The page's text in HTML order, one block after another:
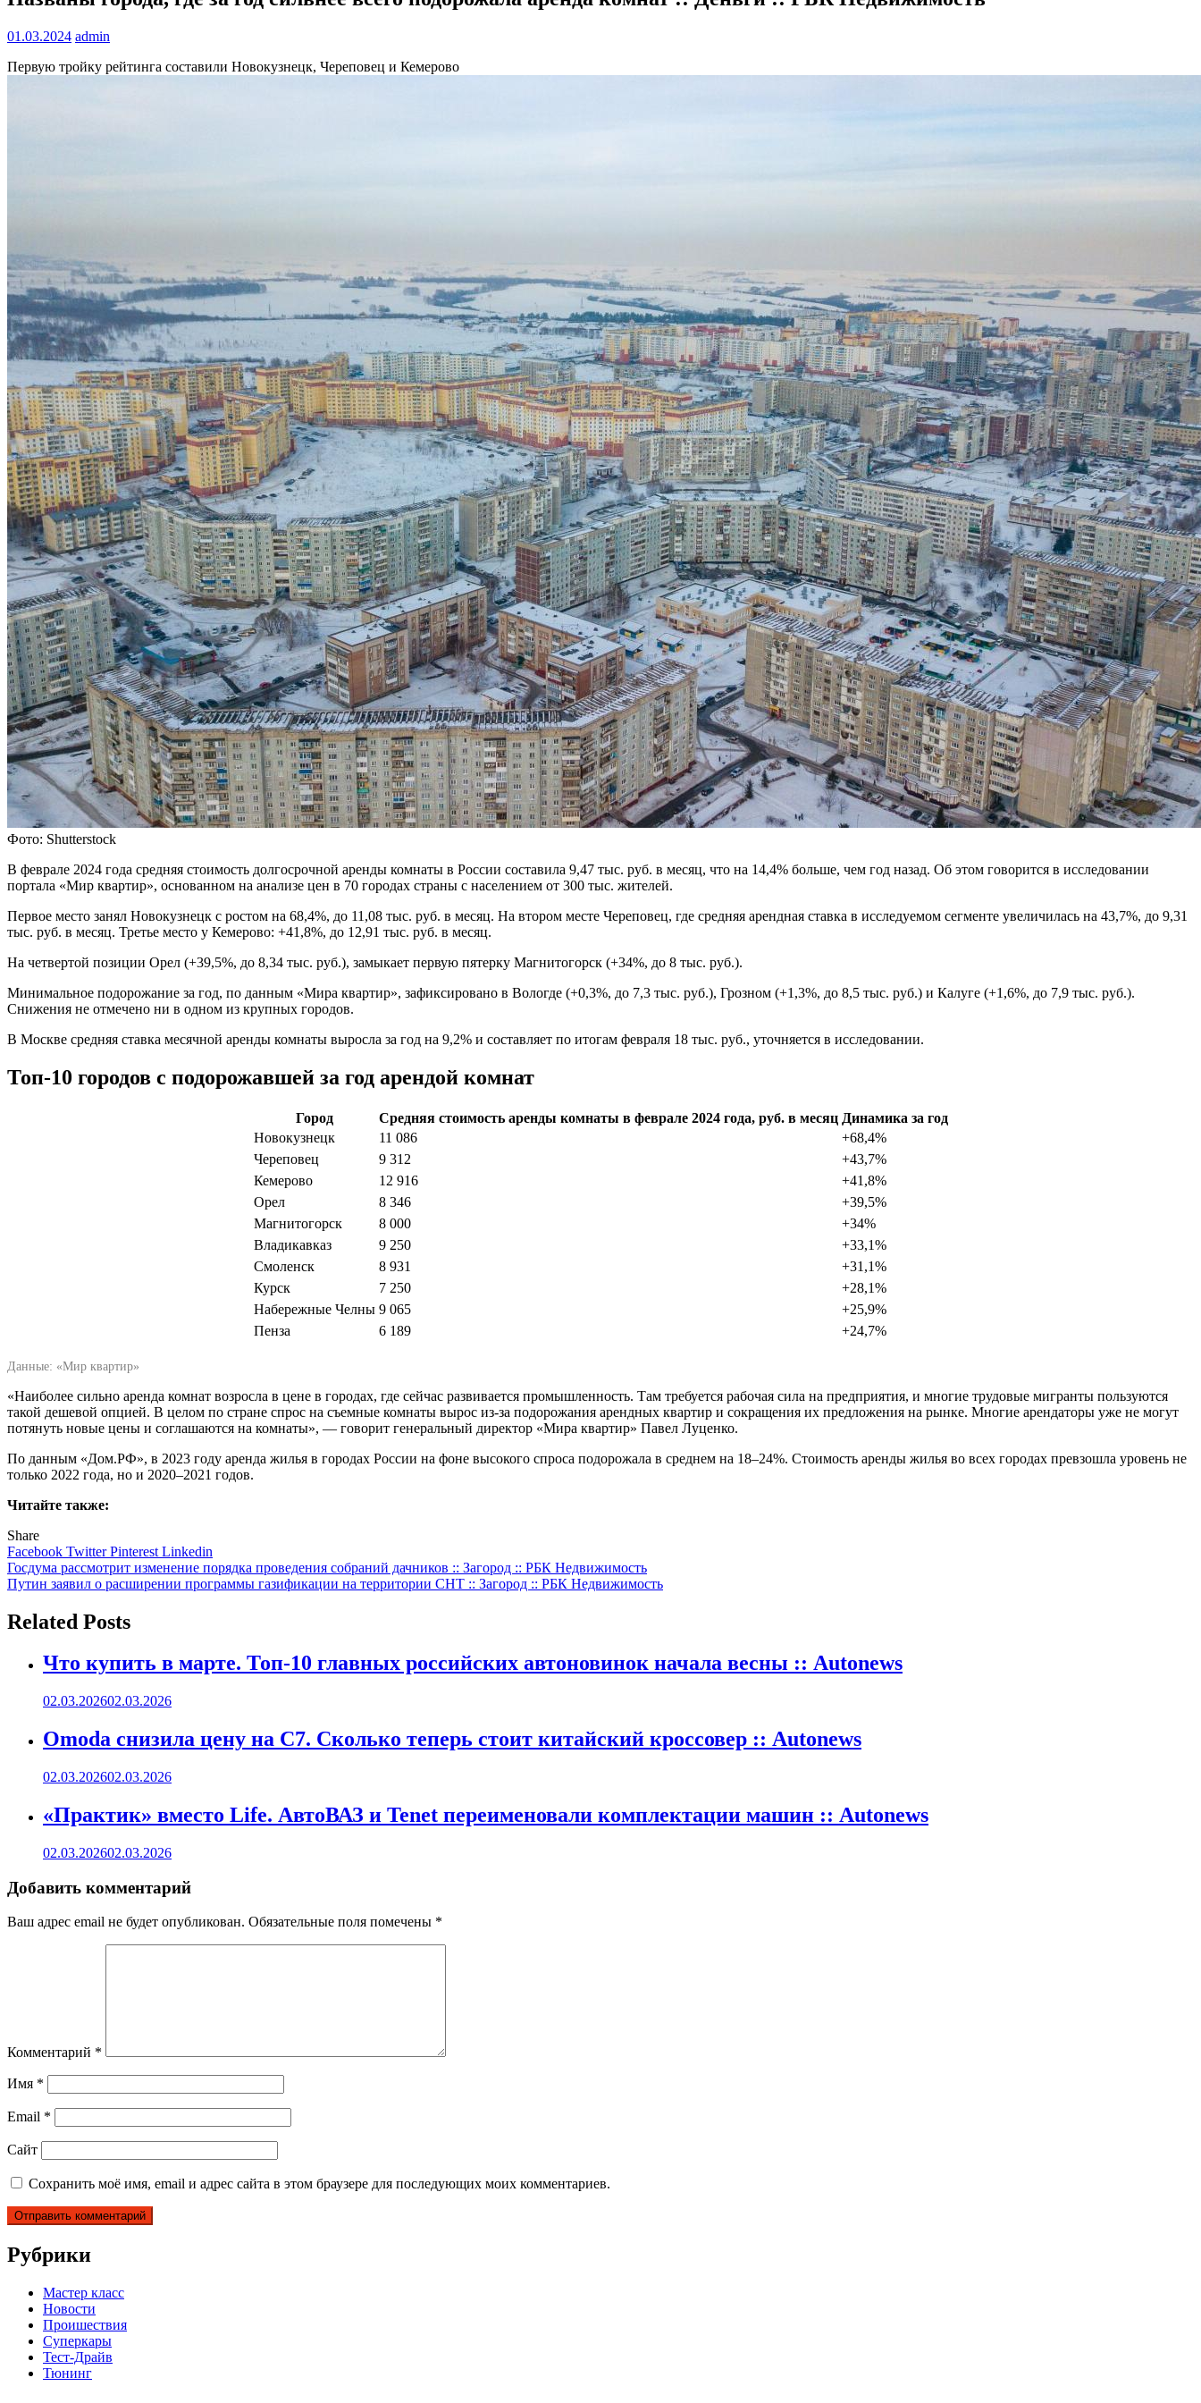
01.03.2024 admin
Первую тройку рейтинга составили Новокузнецк, Череповец и Кемерово
Фото: Shutterstock
В феврале 2024 года средняя стоимость долгосрочной аренды комнаты в России составила 9,47 тыс. руб. в месяц, что на 14,4% больше, чем год назад. Об этом говорится в исследовании
портала «Мир квартир», основанном на анализе цен в 70 городах страны с населением от 300 тыс. жителей.
Первое место занял Новокузнецк с ростом на 68,4%, до 11,08 тыс. руб. в месяц. На втором месте Череповец, где средняя арендная ставка в исследуемом сегменте увеличилась на 43,7%, до 9,31
тыс. руб. в месяц. Третье место у Кемерово: +41,8%, до 12,91 тыс. руб. в месяц.
На четвертой позиции Орел (+39,5%, до 8,34 тыс. руб.), замыкает первую пятерку Магнитогорск (+34%, до 8 тыс. руб.).
Минимальное подорожание за год, по данным «Мира квартир», зафиксировано в Вологде (+0,3%, до 7,3 тыс. руб.), Грозном (+1,3%, до 8,5 тыс. руб.) и Калуге (+1,6%, до 7,9 тыс. руб.).
Снижения не отмечено ни в одном из крупных городов.
В Москве средняя ставка месячной аренды комнаты выросла за год на 9,2% и составляет по итогам февраля 18 тыс. руб., уточняется в исследовании.
Топ-10 городов с подорожавшей за год арендой комнат
Город Средняя стоимость аренды комнаты в феврале 2024 года, руб. в месяц Динамика за год
Новокузнецк
11 086
+68,4%
Череповец
9 312
+43,7%
Кемерово
12 916
+41,8%
Орел
8 346
+39,5%
Магнитогорск
8 000
+34%
Владикавказ
9 250
+33,1%
Смоленск
8 931
+31,1%
Курск
7 250
+28,1%
Набережные Челны 9 065
+25,9%
Пенза
6 189 +24,7%
Данные: «Мир квартир»
«Наиболее сильно аренда комнат возросла в цене в городах, где сейчас развивается промышленность. Там требуется рабочая сила на предприятия, и многие трудовые мигранты пользуются
такой дешевой опцией. В целом по стране спрос на съемные комнаты вырос из-за подорожания арендных квартир и сокращения их предложения на рынке. Многие арендаторы уже не могут
потянуть новые цены и соглашаются на комнаты», — говорит генеральный директор «Мира квартир» Павел Луценко.
По данным «Дом.РФ», в 2023 году аренда жилья в городах России на фоне высокого спроса подорожала в среднем на 18–24%. Стоимость аренды жилья во всех городах превзошла уровень не
только 2022 года, но и 2020–2021 годов.
Читайте также:
Share
Facebook TwitterPinterest Linkedin
Навигация
по
записям
Госдума рассмотрит изменение порядка проведения собраний дачников :: Загород :: РБК Недвижимость
Путин заявил о расширении программы газификации на территории СНТ :: Загород :: РБК Недвижимость
Related Posts
Что купить в марте. Топ-10 главных российских автоновинок начала весны :: Autonews
02.03.202602.03.2026
Omoda снизила цену на C7. Сколько теперь стоит китайский кроссовер :: Autonews
02.03.202602.03.2026
«Практик» вместо Life. АвтоВАЗ и Tenet переименовали комплектации машин :: Autonews
02.03.202602.03.2026
Добавить комментарий
Ваш адрес email не будет опубликован. Обязательные поля помечены *
Комментарий *
Имя *
Email *
Сайт
Сохранить моё имя, email и адрес сайта в этом браузере для последующих моих комментариев.
Рубрики
Мастер класс
Новости
Проишествия
Суперкары
Тест-Драйв
Тюнинг